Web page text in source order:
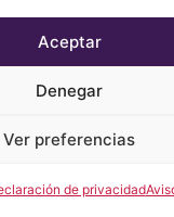
Aceptar
Denegar
Ver preferencias
de privacidad